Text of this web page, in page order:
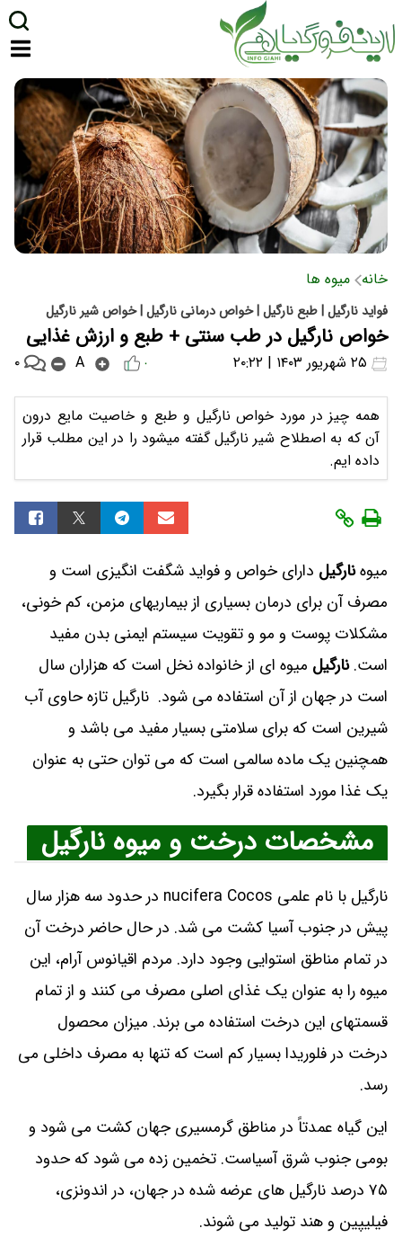
خانه میوه ها
فواید نارگیل | طبع نارگیل | خواص درمانی نارگیل | خواص شیر نارگیل
خواص نارگیل در طب سنتی + طبع و ارزش غذایی
۰ A ۰
همه چیز در مورد خواص نارگیل و طبع و خاصیت مایع درون
آن که به اصطلاح شیر نارگیل گفته میشود را در این مطلب قرار
داده ایم.
میوهنارگیل دارای خواص و فواید شگفت‌ انگیزی است و
مصرف آن برای درمان بسیاری از بیماریهای مزمن، کم‌ خونی،
مشکلات پوست و مو و تقویت سیستم ایمنی بدن مفید
است.نارگیل میوه‌ ای از خانواده نخل است که هزاران سال
است در جهان از آن استفاده می‌ شود. نارگیل تازه حاوی آب
شیرین است که برای سلامتی بسیار مفید می باشد و
همچنین یک ماده سالمی است که می توان حتی به عنوان
یک غذا مورد استفاده قرار بگیرد.
مشخصات درخت و میوه نارگیل
نارگیل با نام علمی nucifera Cocos در حدود سه هزار سال
پیش در جنوب آسیا کشت می‌ شد. در حال حاضر درخت آن
در تمام مناطق استوایی وجود دارد. مردم اقیانوس آرام، این
میوه را به عنوان یک غذای اصلی مصرف می‌ کنند و از تمام
قسمتهای این درخت استفاده می‌ برند. میزان محصول
درخت در فلوریدا بسیار کم است که تنها به مصرف داخلی می‌
رسد.
این گیاه عمدتاً در مناطق گرمسیری جهان کشت می‌ شود و
بومی جنوب شرق آسیاست. تخمین زده می‌ شود که حدود
۷۵ درصد نارگیل‌ های عرضه شده در جهان، در اندونزی،
فیلیپین و هند تولید می‌ شوند.